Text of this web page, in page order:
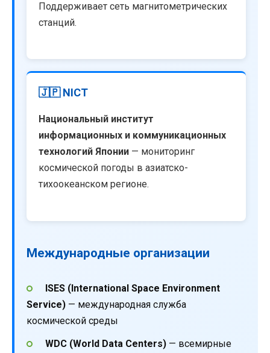
Поддерживает сеть магнитометрических
станций.
🇯🇵 NICT
Национальный институт
информационных и коммуникационных
технологий Японии — мониторинг
космической погоды в азиатско-
тихоокеанском регионе.
Международные организации
ISES (International Space Environment
Service) — международная служба
космической среды
WDC (World Data Centers)— всемирные